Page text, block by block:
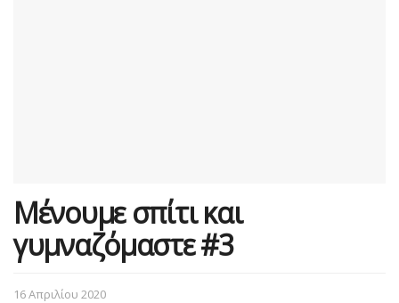
Μένουμε σπίτι και
γυμναζόμαστε #3
16 Απριλίου 2020